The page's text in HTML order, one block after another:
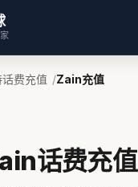
费充值 Zain充值
话费充值